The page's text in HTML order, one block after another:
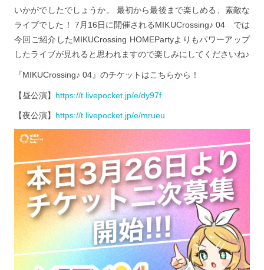
いかがでしたでしょうか。 最初から最後まで楽しめる、素敵な
ライブでした！ 7月16日に開催されるMIKUCrossing♪ 04 では
今回ご紹介したMIKUCrossing HOMEPartyよりもパワーアップ
したライブが見れると思われますので楽しみにしてくださいね♪
『MIKUCrossing♪ 04』のチケットはこちらから！
【昼公演】 https://t.livepocket.jp/e/dy97f
【夜公演】 https://t.livepocket.jp/e/mrueu